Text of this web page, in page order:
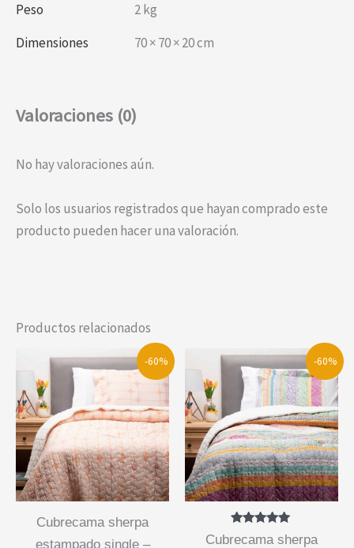
Peso
2 kg
Dimensiones
70 × 70 × 20 cm
Valoraciones (0)
No hay valoraciones aún.
Solo los usuarios registrados que hayan comprado este
producto pueden hacer una valoración.
Productos relacionados
-60%
cubrecama sherpa
estampado single –
-60%
Valorado
con
cubrecama sherpa